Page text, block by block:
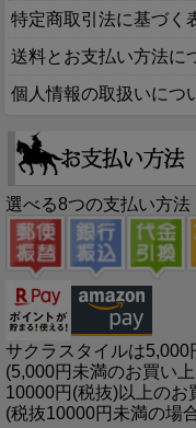
特定商取引法に基づく
送料とお支払い方法に
個人情報の取扱いにつ
選べる8つの支払い方法
サクラスタイルは5,000
(5,000円未満のお買い
10000円(税抜)以上のお
(税抜10000円未満の場